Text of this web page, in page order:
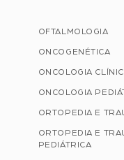
OFTALMOLOGIA
ONCOGENÉTICA
ONCOLOGIA
ONCOLOGIA
ORTOPEDIA E
ORTOPEDIA E
PEDIÁTRICA